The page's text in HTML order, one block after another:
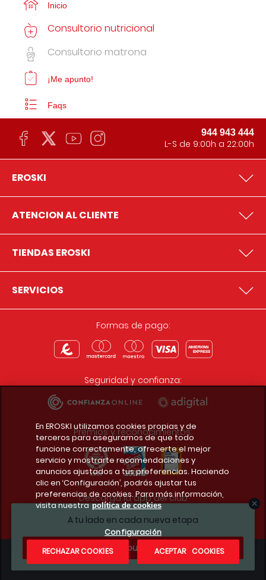
A tu lado en cada nueva etapa
¿Te apuntas?
Inicio
Consultorio nutricional
Consultorio matrona
¡Me apunto!
Faqs
944 943 444
L-S de 9:00h a 22:00h
EROSKI
ATENCION AL CLIENTE
TIENDAS EROSKI
SERVICIOS
Formas de pago:
Seguridad y confianza:
Premios y reconocimientos:
Descarga la app del club
Condiciones legales
En EROSKI utilizamos cookies propias y de
terceros para asegurarnos de que todo
funcione correctamente, ofrecerte el mejor
servicio y mostrarte recomendaciones y
anuncios ajustados a tus preferencias. Haciendo
clic en ‘Configuración’, podrás ajustar tus
preferencias de cookies. Para más información,
visita nuestra política de cookies
Configuración
RECHAZAR COOKIES
ACEPTAR COOKIES